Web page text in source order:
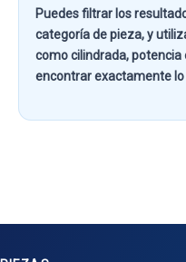
Puedes filtrar los
categoría de pieza, y
comocilindrada,
encontrar exactamente